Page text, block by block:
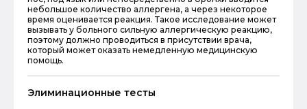
небольшое количество аллергена, а через некоторое
время оценивается реакция. Такое исследование может
вызывать у больного сильную аллергическую реакцию,
поэтому должно проводиться в присутствии врача,
который может оказать немедленную медицинскую
помощь.
Элиминационные тесты